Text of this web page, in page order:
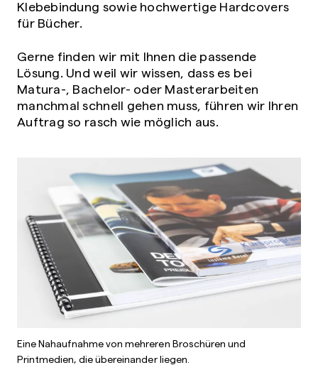
Klebebindung sowie hochwertige Hardcovers
für Bücher.
Gerne finden wir mit Ihnen die passende
Lösung. Und weil wir wissen, dass es bei
Matura-, Bachelor- oder Masterarbeiten
manchmal schnell gehen muss, führen wir Ihren
Auftrag so rasch wie möglich aus.
Eine Nahaufnahme von mehreren Broschüren und
Printmedien, die übereinander liegen.